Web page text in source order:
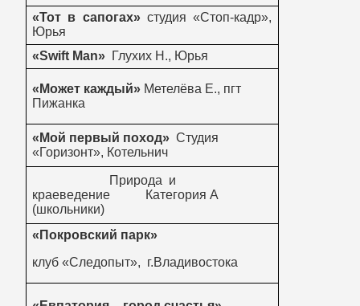
«Тот в сапогах»студия «Стоп-кадр»,
Юрья
«Swift Man» Глухих Н ., Юрья
«Может каждый»Метелёва Е., пгт
Пижанка
«Мой первый поход»Студия
«Горизонт», Котельнич
Природа и
краеведение Категория А
(школьники)
«Покровский парк»
клуб «Следопыт», г.Владивостока